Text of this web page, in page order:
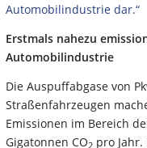
Automobilindustrie dar.“
Erstmals nahezu
Automobilindustrie
Die Auspuffabgase von
Straßenfahrzeugen
Emissionen im Bereich
Gigatonnen CO2 pro